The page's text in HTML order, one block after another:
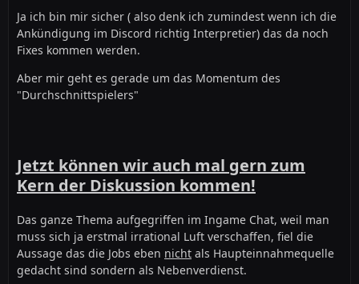
Ja ich bin mir sicher ( also denk ich zumindest wenn ich die
Ankündigung im Discord richtig Interpretier) das da noch
Fixes kommen werden.
Aber mir geht es gerade um das Momentum des
"Durchschnittspielers"
Jetzt können wir auch mal gern zum
Kern der Diskussion kommen!
Das ganze Thema aufgegriffen im Ingame Chat, weil man
muss sich ja erstmal irrational Luft verschaffen, fiel die
Aussage das die Jobs eben nicht als Haupteinnahmequelle
gedacht sind sondern als Nebenverdienst.